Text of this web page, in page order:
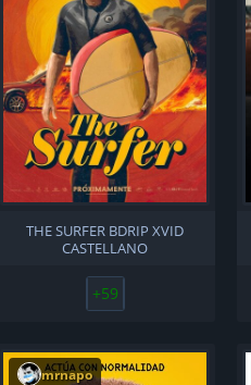
THE SURFER BDRIP XVID
CASTELLANO
+59
mrnapo